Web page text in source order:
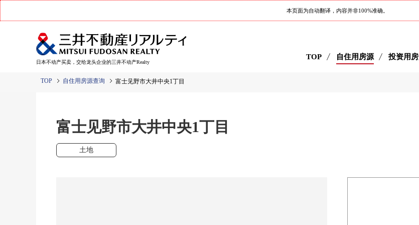
本页面为自动翻译，内容并非100%准确。
日本不动产买卖，交给龙头企业的三井不动产Realty
TOP 自住用房源 投资用
TOP 自住用房源查询 富士见野市大井中央1丁目
富士见野市大井中央1丁目
土地